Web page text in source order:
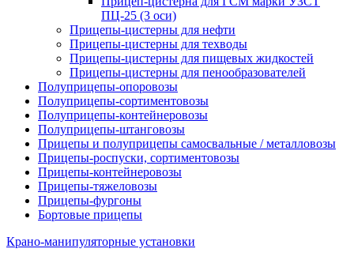
ПЦ-25 (3 оси)
Прицепы-цистерны для нефти
Прицепы-цистерны для техводы
Прицепы-цистерны для пищевых жидкостей
Прицепы-цистерны для пенообразователей
Полуприцепы-опоровозы
Полуприцепы-сортиментовозы
Полуприцепы-контейнеровозы
Полуприцепы-штанговозы
Прицепы и полуприцепы самосвальные / металловозы
Прицепы-роспуски, сортиментовозы
Прицепы-контейнеровозы
Прицепы-тяжеловозы
Прицепы-фургоны
Бортовые прицепы
Крано-манипуляторные установки